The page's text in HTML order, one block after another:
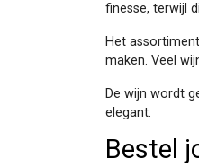
finesse, terwijl
Het
maken. Veel
De wijn wordt
elegant.
Bestel